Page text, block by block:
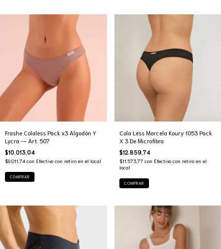
Frashe Colaless Pack x3 Algodón Y
Lycra -- Art. 507
$10.013,04
$9.011,74 con Efectivo con retiro en el local
COMPRAR
Cola Less Marcela Koury 1053 Pack
X 3 De Microfibra
$12.859,74
$11.573,77 con Efectivo con retiro en el
local
COMPRAR